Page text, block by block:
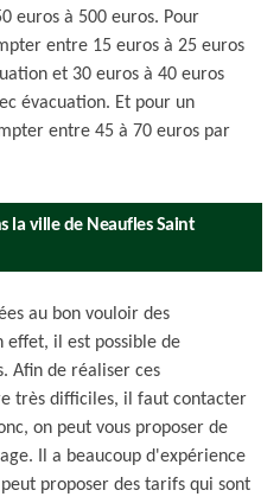
euros à 500 euros. Pour
entre 15 euros à 25 euros
et 30 euros à 40 euros
évacuation. Et pour un
entre 45 à 70 euros par
la ville de Neaufles Saint
au bon vouloir des
effet, il est possible de
Afin de réaliser ces
très difficiles, il faut contacter
on peut vous proposer de
Il a beaucoup d'expérience
proposer des tarifs qui sont